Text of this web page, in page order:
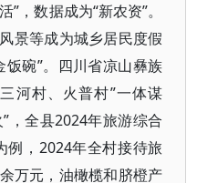
”，数据成为“新农资”。
景等成为城乡居民度假
碗”。四川省凉山彝族
河村、火普村”一体谋
，全县2024年旅游综合
例，2024年全村接待旅
万元，油橄榄和脐橙产